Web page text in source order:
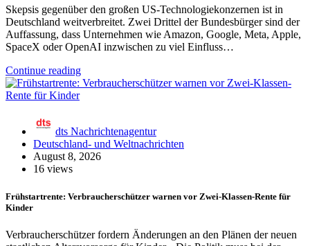
Skepsis gegenüber den großen US-Technologiekonzernen ist in
Deutschland weitverbreitet. Zwei Drittel der Bundesbürger sind der
Auffassung, dass Unternehmen wie Amazon, Google, Meta, Apple,
SpaceX oder OpenAI inzwischen zu viel Einfluss…
Continue reading
dts Nachrichtenagentur
Deutschland- und Weltnachrichten
August 8, 2026
16 views
Frühstartrente: Verbraucherschützer warnen vor Zwei-Klassen-Rente für
Kinder
Verbraucherschützer fordern Änderungen an den Plänen der neuen